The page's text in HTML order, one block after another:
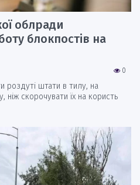
облради
блокпостів на
0
роздуті штати в тилу, на
ніж скорочувати їх на користь